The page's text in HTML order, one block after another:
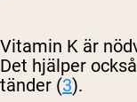
Vitamin K är
Det hjälper
tänder (3).